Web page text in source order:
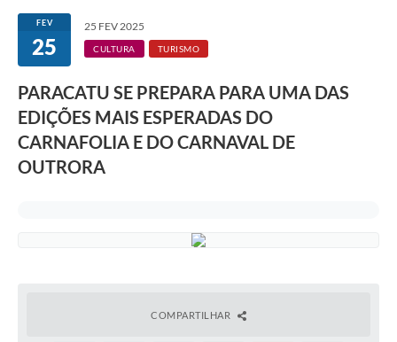
FEV
25
25 FEV 2025
CULTURA TURISMO
PARACATU SE PREPARA PARA UMA DAS
EDIÇÕES MAIS ESPERADAS DO
CARNAFOLIA E DO CARNAVAL DE
OUTRORA
COMPARTILHAR